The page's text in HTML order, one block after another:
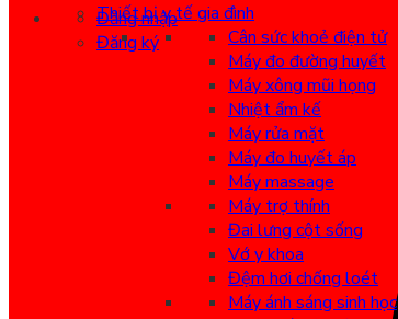
Đăng nhập
Đăng ký
Thiết bị y tế gia đình
Cân sức khoẻ điện tử
Máy đo đường huyết
Máy xông mũi họng
Nhiệt ẩm kế
Máy rửa mặt
Máy đo huyết áp
Máy massage
Máy trợ thính
Đai lưng cột sống
Vớ y khoa
Đệm hơi chống loét
Máy ánh sáng sinh học